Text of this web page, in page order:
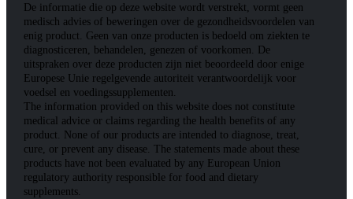
De informatie die op deze website wordt verstrekt, vormt geen
medisch advies of beweringen over de gezondheidsvoordelen van
enig product. Geen van onze producten is bedoeld om ziekten te
diagnosticeren, behandelen, genezen of voorkomen. De
uitspraken over deze producten zijn niet beoordeeld door enige
Europese Unie regelgevende autoriteit verantwoordelijk voor
voedsel en voedingssupplementen.
The information provided on this website does not constitute
medical advice or claims regarding the health benefits of any
product. None of our products are intended to diagnose, treat,
cure, or prevent any disease. The statements made about these
products have not been evaluated by any European Union
regulatory authority responsible for food and dietary
supplements.